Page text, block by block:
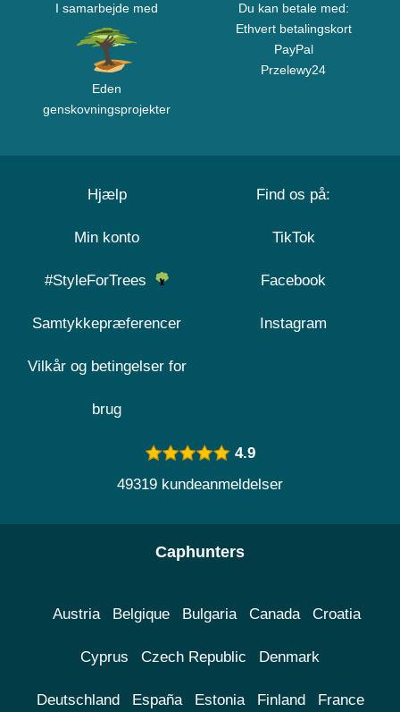
I samarbejde med
Eden
genskovningsprojekter
Du kan betale med:
Ethvert betalingskort
PayPal
Przelewy24
Hjælp
Min konto
#StyleForTrees
Samtykkepræferencer
Vilkår og betingelser for
brug
Find os på:
TikTok
Facebook
Instagram
4.9
49319 kundeanmeldelser
Caphunters
Austria Belgique Bulgaria Canada Croatia
Cyprus Czech Republic Denmark
Deutschland España Estonia Finland France